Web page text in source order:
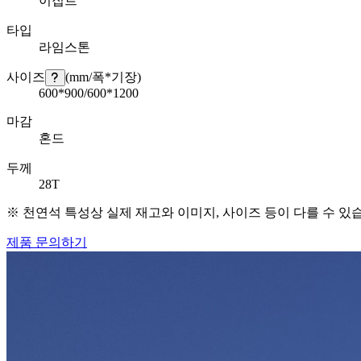
타입
라임스톤
사이즈
(mm/폭*기장)
600*900/600*1200
마감
혼드
두께
28T
※ 천연석 특성상 실제 재고와 이미지, 사이즈 등이 다를 수 있
제품 문의하기